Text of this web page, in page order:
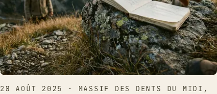
20 AOÛT 2025
· MASSIF DES DENTS DU MIDI,